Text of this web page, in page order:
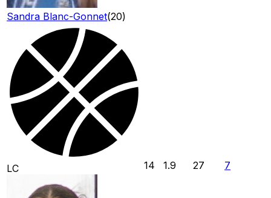
Sandra Blanc-Gonnet(20)
LC 14 1.9 27 7